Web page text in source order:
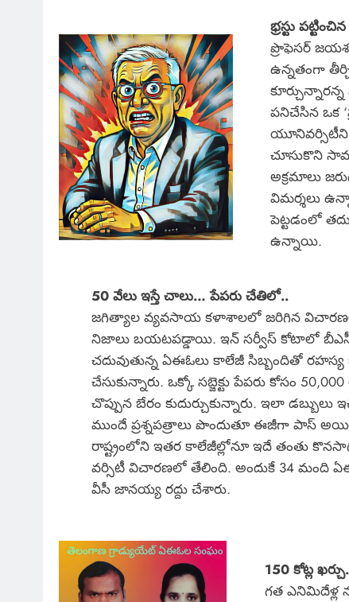
భ్రస్టు
ప్రొఫెసర్
ఉన్నతంగా
పనిచేసిన ఒక
యూనివర్సిటీని
చూసుకొని
అక్రమాలు
విమర్శలు
పెట్టడంలో
ఉన్నాయి.
50 వేలు ఇస్తే చాలు… పేపరు చేతిలో..
జగిత్యాల వ్యవసాయ కళాశాలలో జరిగిన
నిజాలు బయటపడ్డాయి. ఇన్ సర్వీస్ కోటాలో బీఎస్సీ
చదువుతున్న ఏఈఓలు కాలేజీ సిబ్బందితో రహస్య
చేసుకున్నారు. ఒక్కో సబ్జెక్టు పేపరు కోసం
చొప్పున బేరం కుదుర్చుకున్నారు. ఇలా డబ్బులు
ముందే ప్రశ్నపత్రాలు పొందుతూ ఈజీగా పాస్
రాష్ట్రంలోని ఇతర కాలేజీల్లోనూ ఇదే తంతు
వర్సిటీ విచారణలో తేలింది. అందుకే 34 మంది
వీసీ జానయ్య రద్దు చేశారు.
150 కోట్ల
గత ఎనిమిదేళ్ల